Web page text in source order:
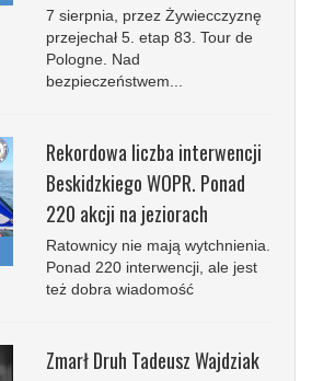
7 sierpnia, przez Żywiecczyznę
przejechał 5. etap 83. Tour de
Pologne. Nad
bezpieczeństwem...
Rekordowa liczba interwencji
Beskidzkiego WOPR. Ponad
220 akcji na jeziorach
Ratownicy nie mają wytchnienia.
Ponad 220 interwencji, ale jest
też dobra wiadomość
Zmarł Druh Tadeusz Wajdziak